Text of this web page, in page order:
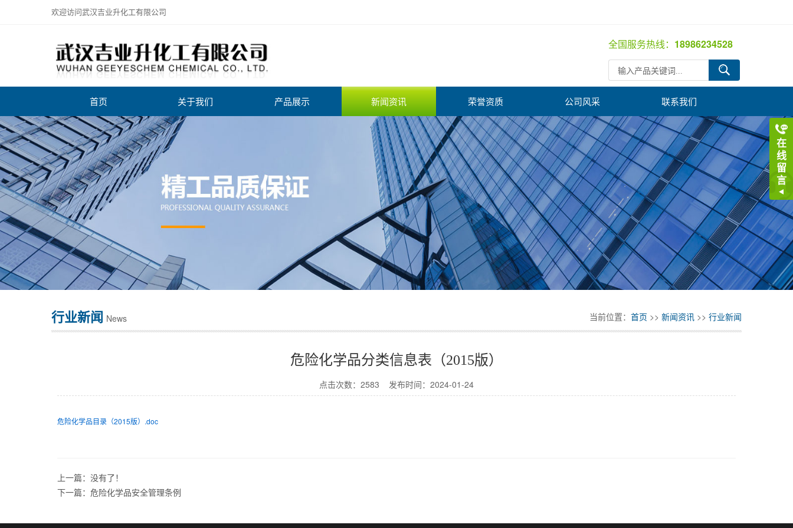
欢迎访问武汉吉业升化工有限公司
全国服务热线： 18986234528
首页 关于我们 产品展示 新闻资讯 荣誉资质 公司风采 联系我们
行业新闻 News 当前位置： 首页 >> 新闻资讯 >> 行业新闻
危险化学品分类信息表（2015版）
点击次数：2583 发布时间：2024-01-24
危险化学品目录（2015版）.doc
上一篇：没有了！
下一篇： 危险化学品安全管理条例
在
线
留
言